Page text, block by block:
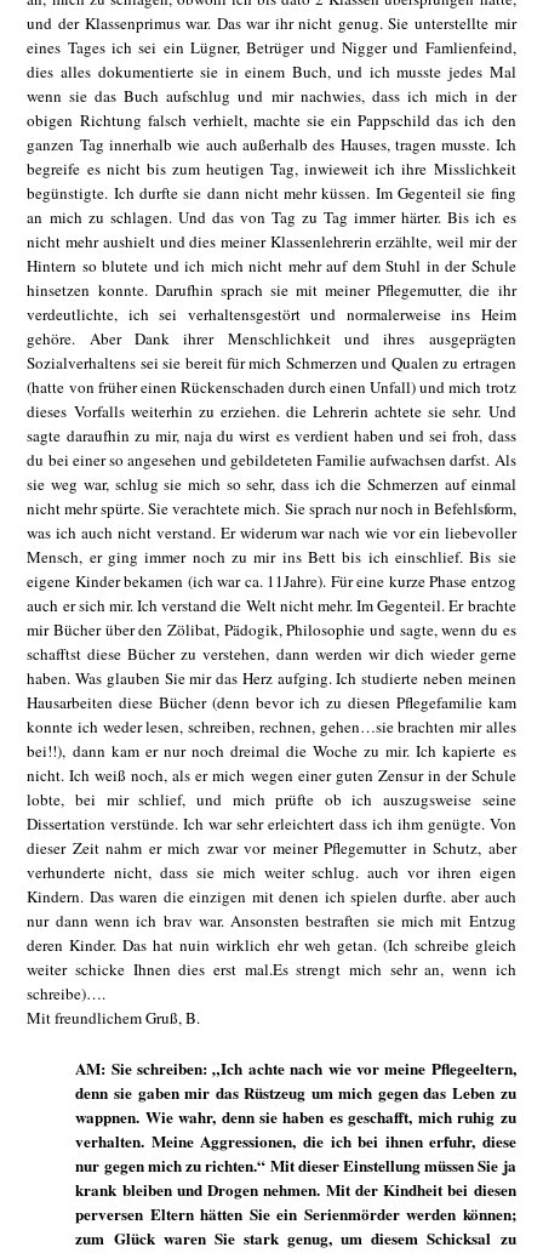
und der Klassenprimus war. Das war ihr nicht genug. Sie unterstellte mir
eines Tages ich sei ein Lügner, Betrüger und Nigger und Famlienfeind,
dies alles dokumentierte sie in einem Buch, und ich musste jedes Mal
wenn sie das Buch aufschlug und mir nachwies, dass ich mich in der
obigen Richtung falsch verhielt, machte sie ein Pappschild das ich den
ganzen Tag innerhalb wie auch außerhalb des Hauses, tragen musste. Ich
begreife es nicht bis zum heutigen Tag, inwieweit ich ihre Misslichkeit
begünstigte. Ich durfte sie dann nicht mehr küssen. Im Gegenteil sie fing
an mich zu schlagen. Und das von Tag zu Tag immer härter. Bis ich es
nicht mehr aushielt und dies meiner Klassenlehrerin erzählte, weil mir der
Hintern so blutete und ich mich nicht mehr auf dem Stuhl in der Schule
hinsetzen konnte. Darufhin sprach sie mit meiner Pflegemutter, die ihr
verdeutlichte, ich sei verhaltensgestört und normalerweise ins Heim
gehöre. Aber Dank ihrer Menschlichkeit und ihres ausgeprägten
Sozialverhaltens sei sie bereit für mich Schmerzen und Qualen zu ertragen
(hatte von früher einen Rückenschaden durch einen Unfall) und mich trotz
dieses Vorfalls weiterhin zu erziehen. die Lehrerin achtete sie sehr. Und
sagte daraufhin zu mir, naja du wirst es verdient haben und sei froh, dass
du bei einer so angesehen und gebildeteten Familie aufwachsen darfst. Als
sie weg war, schlug sie mich so sehr, dass ich die Schmerzen auf einmal
nicht mehr spürte. Sie verachtete mich. Sie sprach nur noch in Befehlsform,
was ich auch nicht verstand. Er widerum war nach wie vor ein liebevoller
Mensch, er ging immer noch zu mir ins Bett bis ich einschlief. Bis sie
eigene Kinder bekamen (ich war ca. 11Jahre). Für eine kurze Phase entzog
auch er sich mir. Ich verstand die Welt nicht mehr. Im Gegenteil. Er brachte
mir Bücher über den Zölibat, Pädogik, Philosophie und sagte, wenn du es
schafftst diese Bücher zu verstehen, dann werden wir dich wieder gerne
haben. Was glauben Sie mir das Herz aufging. Ich studierte neben meinen
Hausarbeiten diese Bücher (denn bevor ich zu diesen Pflegefamilie kam
konnte ich weder lesen, schreiben, rechnen, gehen…sie brachten mir alles
bei!!), dann kam er nur noch dreimal die Woche zu mir. Ich kapierte es
nicht. Ich weiß noch, als er mich wegen einer guten Zensur in der Schule
lobte, bei mir schlief, und mich prüfte ob ich auszugsweise seine
Dissertation verstünde. Ich war sehr erleichtert dass ich ihm genügte. Von
dieser Zeit nahm er mich zwar vor meiner Pflegemutter in Schutz, aber
verhunderte nicht, dass sie mich weiter schlug. auch vor ihren eigen
Kindern. Das waren die einzigen mit denen ich spielen durfte. aber auch
nur dann wenn ich brav war. Ansonsten bestraften sie mich mit Entzug
deren Kinder. Das hat nuin wirklich ehr weh getan. (Ich schreibe gleich
weiter schicke Ihnen dies erst mal.Es strengt mich sehr an, wenn ich
schreibe)….
Mit freundlichem Gruß, B.
AM: Sie schreiben: „Ich achte nach wie vor meine Pflegeeltern,
denn sie gaben mir das Rüstzeug um mich gegen das Leben zu
wappnen. Wie wahr, denn sie haben es geschafft, mich ruhig zu
verhalten. Meine Aggressionen, die ich bei ihnen erfuhr, diese
nur gegen mich zu richten.“ Mit dieser Einstellung müssen Sie ja
krank bleiben und Drogen nehmen. Mit der Kindheit bei diesen
perversen Eltern hätten Sie ein Serienmörder werden können;
zum Glück waren Sie stark genug, um diesem Schicksal zu